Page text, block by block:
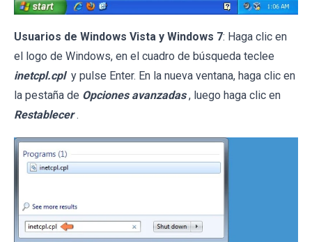
Usuarios de Windows Vista y Windows 7: Haga clic en
el logo de Windows, en el cuadro de búsqueda teclee
inetcpl.cpl y pulse Enter. En la nueva ventana, haga clic en
la pestaña de Opciones avanzadas , luego haga clic en
Restablecer .